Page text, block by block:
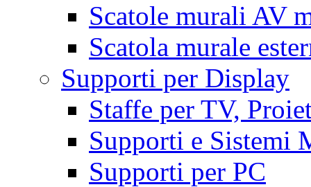
Scatole murali AV
Scatola murale
Supporti per Display
Staffe per TV,
Supporti e Sistemi
Supporti per PC